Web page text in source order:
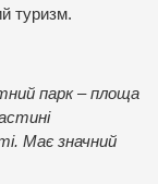
туризм.
парк – площа
Має значний